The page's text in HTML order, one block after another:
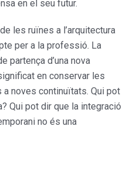
en el seu futur.
les ruïnes a l’arquitectura
per a la professió. La
partença d’una nova
en conservar les
noves continuïtats. Qui pot
Qui pot dir que la integració
no és una